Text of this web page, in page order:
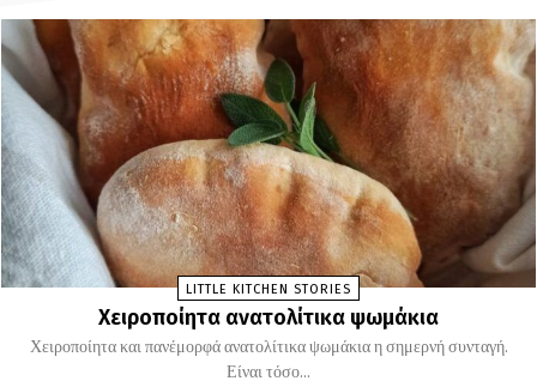
LITTLE KITCHEN STORIES
Χειροποίητα ανατολίτικα ψωμάκια
Χειροποίητα και πανέμορφά ανατολίτικα ψωμάκια η σημερνή συνταγή.
Είναι τόσο...